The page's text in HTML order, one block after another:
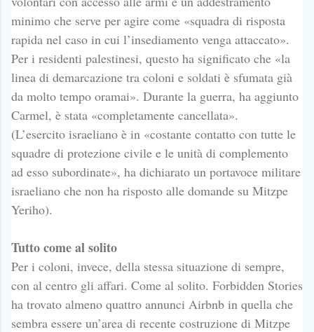
minimo che serve per agire come «squadra di risposta
rapida nel caso in cui l’insediamento venga attaccato».
Per i residenti palestinesi, questo ha significato che «la
linea di demarcazione tra coloni e soldati è sfumata già
da molto tempo oramai». Durante la guerra, ha aggiunto
Carmel, è stata «completamente cancellata».
(L’esercito israeliano è in «costante contatto con tutte le
squadre di protezione civile e le unità di complemento
ad esso subordinate», ha dichiarato un portavoce militare
israeliano che non ha risposto alle domande su Mitzpe
Yeriho).
Tutto come al solito
Per i coloni, invece, della stessa situazione di sempre,
con al centro gli affari. Come al solito. Forbidden Stories
ha trovato almeno quattro annunci Airbnb in quella che
sembra essere un’area di recente costruzione di Mitzpe